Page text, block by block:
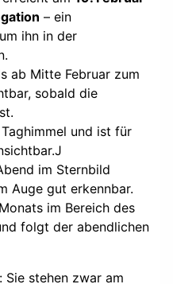
– ein
ihn in der
ab Mitte Februar zum
sobald die
und ist für
im Sternbild
Auge gut erkennbar.
im Bereich des
folgt der abendlichen
Sie stehen zwar am